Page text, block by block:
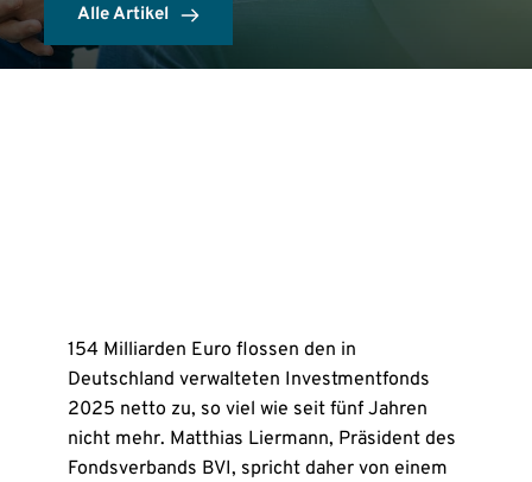
Alle Artikel
154 Milliarden Euro flossen den in
Deutschland verwalteten Investmentfonds
2025 netto zu, so viel wie seit fünf Jahren
nicht mehr. Matthias Liermann, Präsident des
Fondsverbands BVI, spricht daher von einem